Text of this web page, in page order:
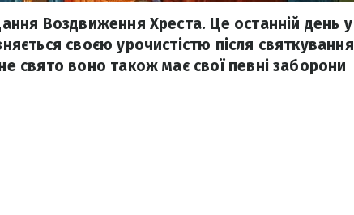
Воздвиження Хреста. Це останній день у
своєю урочистістю після святкування
свято воно також має свої певні заборони